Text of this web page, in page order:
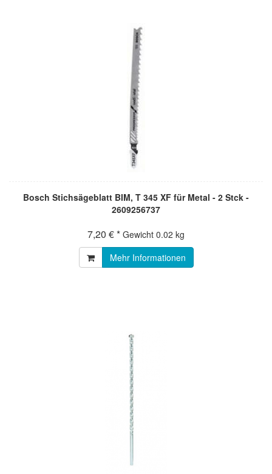
Bosch Stichsägeblatt BIM, T 345 XF für Metal - 2 Stck -
2609256737
7,20 € * Gewicht 0.02 kg
Mehr Informationen